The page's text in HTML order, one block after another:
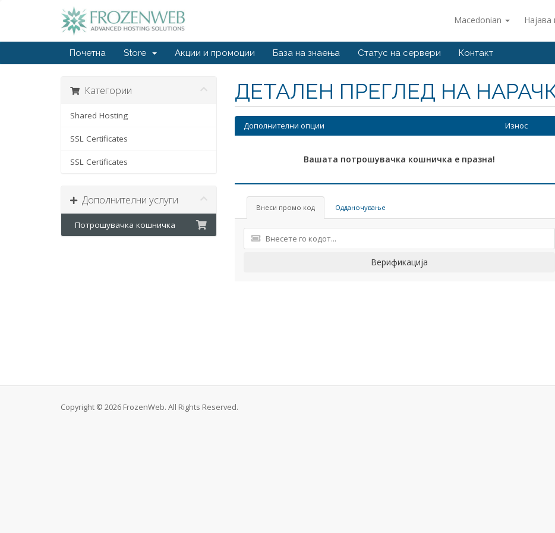
Macedonian
Почетна Store Акции и промоции База на знаења Статус на сервери Контакт
ДЕТАЛЕН ПРЕГЛЕД НА
Категории
Shared Hosting
SSL Certificates
SSL Certificates
Дополнителни услуги
Потрошувачка кошничка
Дополнителни опции Износ
Вашата потрошувачка кошничка е празна!
Внеси промо код Одданочување
Верификација
Copyright © 2026 FrozenWeb. All Rights Reserved.